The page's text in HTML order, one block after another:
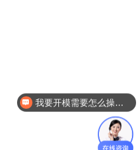
我要开模需要怎么操作？